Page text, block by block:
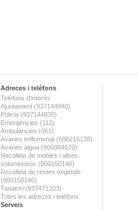
Adreces i telèfons
Telèfons d'interès
Ajuntament (937144040)
Policia (937144830)
Emergències (112)
Ambulàncies (061)
Avaries enllumenat (686216138)
Avaries aigua (900304070)
Recollida de mobles i altres
voluminosos (900150140)
Recollida de restes vegetals
(900150140)
Tanatori (937471203)
Totes les adreces i telèfons
Serveis